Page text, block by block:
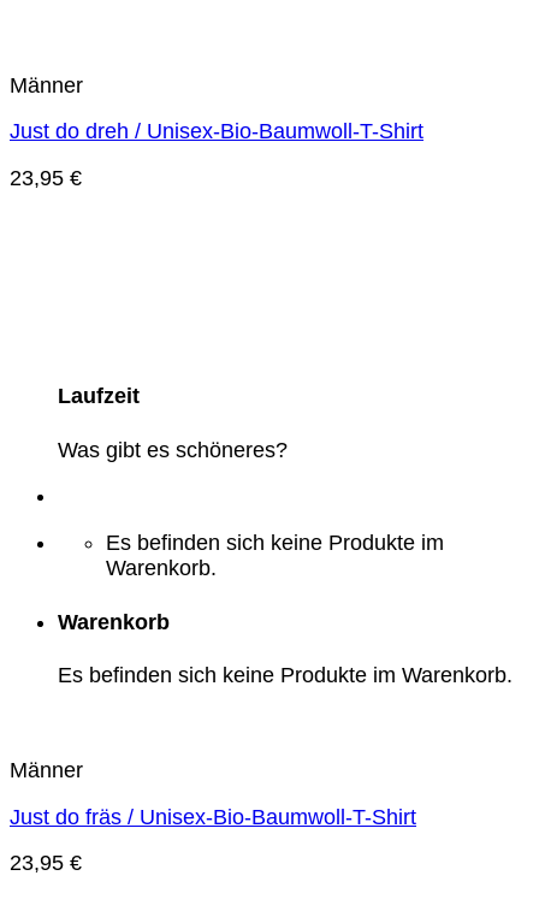
Laufzeit
Was gibt es schöneres?
Es befinden sich keine Produkte im
Warenkorb.
Warenkorb
Es befinden sich keine Produkte im Warenkorb.
Männer
Just do dreh / Unisex-Bio-Baumwoll-T-Shirt
23,95 €
Männer
Just do fräs / Unisex-Bio-Baumwoll-T-Shirt
23,95 €